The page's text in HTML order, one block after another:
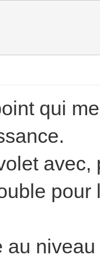
qui
au